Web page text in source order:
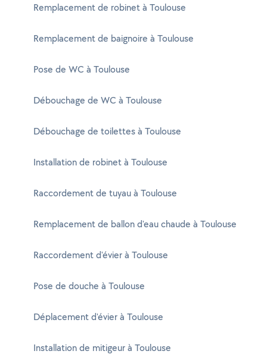
Remplacement de robinet à Toulouse
Remplacement de baignoire à Toulouse
Pose de WC à Toulouse
Débouchage de WC à Toulouse
Débouchage de toilettes à Toulouse
Installation de robinet à Toulouse
Raccordement de tuyau à Toulouse
Remplacement de ballon d'eau chaude à Toulouse
Raccordement d'évier à Toulouse
Pose de douche à Toulouse
Déplacement d'évier à Toulouse
Installation de mitigeur à Toulouse